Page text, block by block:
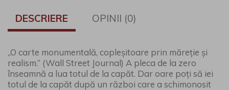
DESCRIERE OPINII (0)
„O carte monumentală, copleşitoare prin măreţie şi
realism.“ (Wall Street Journal) A pleca de la zero
înseamnă a lua totul de la capăt. Dar oare poţi să iei
totul de la capăt după un război care a schimonosit